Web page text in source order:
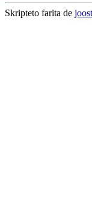
Skripteto farita de